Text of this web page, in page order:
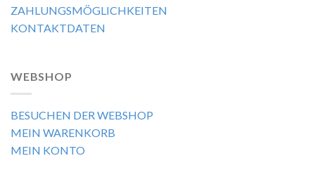
ZAHLUNGSMÖGLICHKEITEN
KONTAKTDATEN
WEBSHOP
BESUCHEN DER WEBSHOP
MEIN WARENKORB
MEIN KONTO